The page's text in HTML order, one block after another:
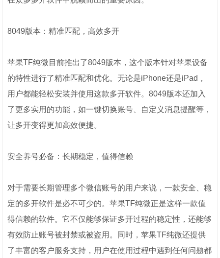
8049版本：精准匹配，高效多开
苹果TF纯微目前推出了8049版本，这个版本针对苹果设备
的特性进行了精准匹配和优化。无论是iPhone还是iPad，
用户都能轻松安装并使用这款多开软件。8049版本还加入
了更多实用的功能，如一键切换账号、自定义消息提醒等，
让多开变得更加高效便捷。
安全养号必备：长期稳定，值得信赖
对于需要长期管理多个微信账号的用户来说，一款安全、稳
定的多开软件是必不可少的。苹果TF纯微正是这样一款值
得信赖的软件。它不仅能够保证多开过程的稳定性，还能够
有效防止账号被封禁或被盗用。同时，苹果TF纯微还提供
了丰富的客户服务支持，用户在使用过程中遇到任何问题都